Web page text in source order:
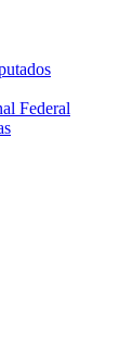
Federal